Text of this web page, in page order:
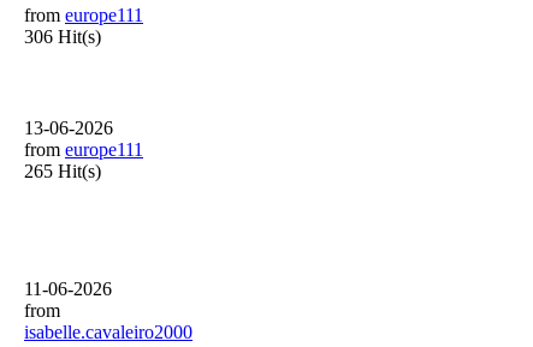
from europe111
306 Hit(s)
13-06-2026
from europe111
265 Hit(s)
11-06-2026
from
isabelle.cavaleiro2000